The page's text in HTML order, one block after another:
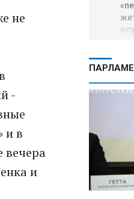
не
-
и в
вечера
и